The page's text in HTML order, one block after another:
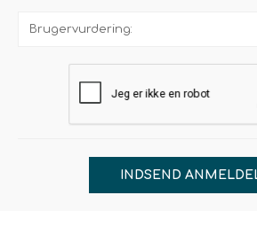
Brugervurdering:
INDSEND